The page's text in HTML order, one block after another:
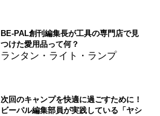
BE-PAL創刊編集長が工具の専門店で見
つけた愛用品って何？
ランタン・ライト・ランプ
次回のキャンプを快適に過ごすために！
ビーパル編集部員が実践している「ヤシ